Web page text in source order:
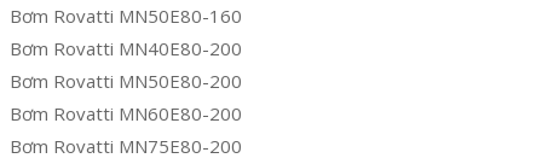
Bơm Rovatti MN50E80-160
Bơm Rovatti MN40E80-200
Bơm Rovatti MN50E80-200
Bơm Rovatti MN60E80-200
Bơm Rovatti MN75E80-200